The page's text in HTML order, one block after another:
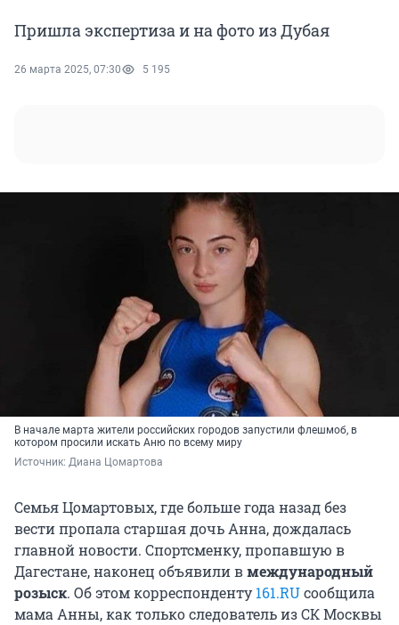
Пришла экспертиза и на фото из Дубая
26 марта 2025, 07:30 5 195
В начале марта жители российских городов запустили флешмоб, в
котором просили искать Аню по всему миру
Источник: Диана Цомартова
Семья Цомартовых, где больше года назад без
вести пропала старшая дочь Анна, дождалась
главной новости. Спортсменку, пропавшую в
Дагестане, наконец объявили вмеждународный
розыск. Об этом корреспонденту161.RUсообщила
мама Анны, как только следователь из СК Москвы